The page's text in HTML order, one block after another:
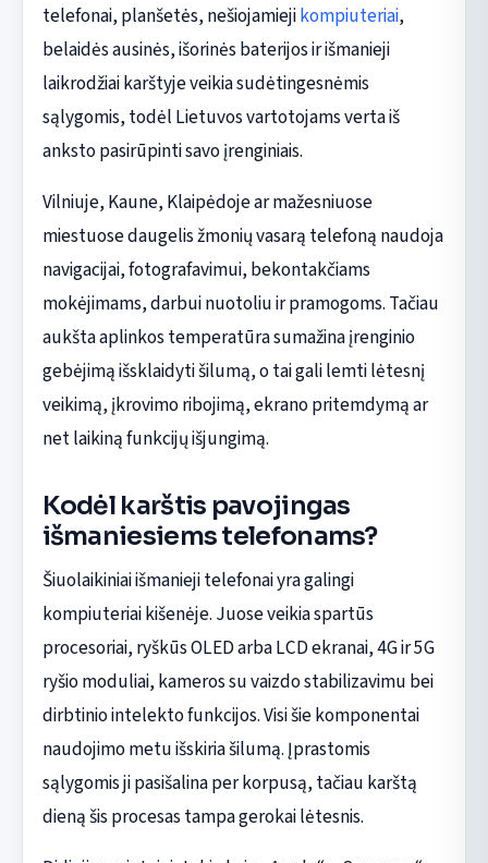
telefonai, planšetės, nešiojamiejikompiuteriai,
belaidės ausinės, išorinės baterijos ir išmanieji
laikrodžiai karštyje veikia sudėtingesnėmis
sąlygomis, todėl Lietuvos vartotojams verta iš
anksto pasirūpinti savo įrenginiais.
Vilniuje, Kaune, Klaipėdoje ar mažesniuose
miestuose daugelis žmonių vasarą telefoną naudoja
navigacijai, fotografavimui, bekontakčiams
mokėjimams, darbui nuotoliu ir pramogoms. Tačiau
aukšta aplinkos temperatūra sumažina įrenginio
gebėjimą išsklaidyti šilumą, o tai gali lemti lėtesnį
veikimą, įkrovimo ribojimą, ekrano pritemdymą ar
net laikiną funkcijų išjungimą.
Kodėl karštis pavojingas
išmaniesiems telefonams?
Šiuolaikiniai išmanieji telefonai yra galingi
kompiuteriai kišenėje. Juose veikia spartūs
procesoriai, ryškūs OLED arba LCD ekranai, 4G ir 5G
ryšio moduliai, kameros su vaizdo stabilizavimu bei
dirbtinio intelekto funkcijos. Visi šie komponentai
naudojimo metu išskiria šilumą. Įprastomis
sąlygomis ji pasišalina per korpusą, tačiau karštą
dieną šis procesas tampa gerokai lėtesnis.